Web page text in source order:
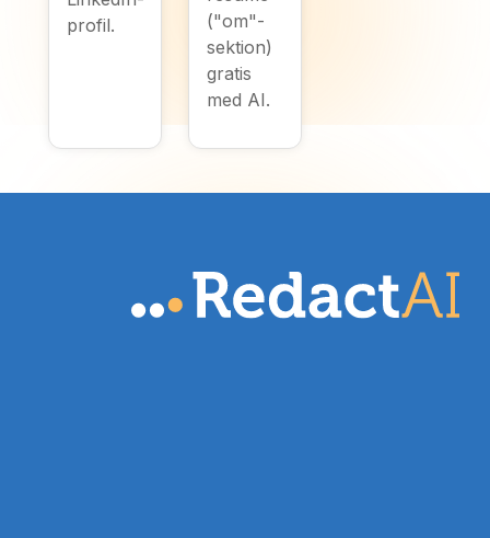
profil.
("om"-
sektion)
gratis
med AI.